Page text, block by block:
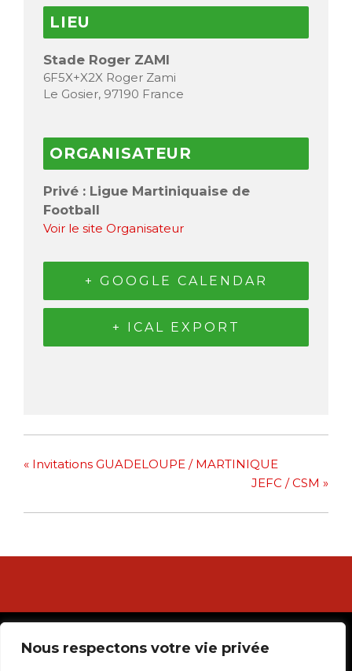
Nous respectons votre vie privée
LIEU
Stade Roger ZAMI
6F5X+X2X Roger Zami
Le Gosier, 97190 France
ORGANISATEUR
Privé : Ligue Martiniquaise de
Football
Voir le site Organisateur
+ GOOGLE CALENDAR
+ ICAL EXPORT
« Invitations GUADELOUPE / MARTINIQUE
JEFC / CSM »
© 2024 Ligue Guadeloupéenne de Football. Réalisé par